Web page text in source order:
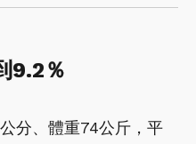
9.2％
分、體重74公斤，平